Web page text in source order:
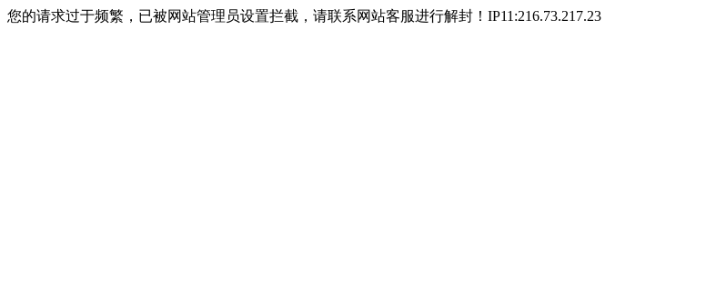
您的请求过于频繁，已被网站管理员设置拦截，请联系网站客服进行解封！IP11:216.73.217.23